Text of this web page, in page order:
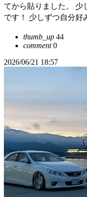
てから貼りました。 少
です！ 少しずつ自分好
thumb_up 44
comment0
2026/06/21 18:57